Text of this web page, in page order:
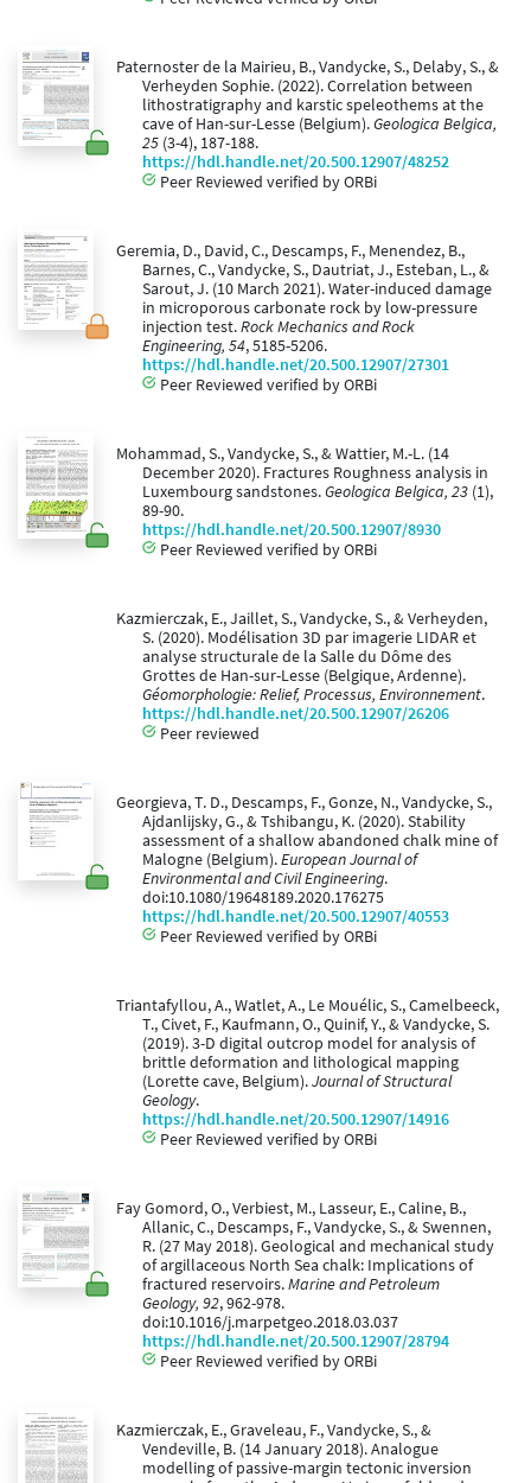
Paternoster de la Mairieu, B., Vandycke, S., Delaby, S., &
Verheyden Sophie. (2022). Correlation between
lithostratigraphy and karstic speleothems at the
cave of Han-sur-Lesse (Belgium).Geologica Belgica,
25 (3-4), 187-188.
https://hdl.handle.net/20.500.12907/48252
Peer Reviewed verified by ORBi
Geremia, D., David, C., Descamps, F., Menendez, B.,
Barnes, C., Vandycke, S., Dautriat, J., Esteban, L., &
Sarout, J. (10 March 2021). Water-induced damage
in microporous carbonate rock by low-pressure
injection test.Rock Mechanics and Rock
Engineering, 54, 5185-5206.
https://hdl.handle.net/20.500.12907/27301
Peer Reviewed verified by ORBi
Mohammad, S., Vandycke, S., & Wattier, M.-L. (14
December 2020). Fractures Roughness analysis in
Luxembourg sandstones.Geologica Belgica, 23 (1),
89-90.
https://hdl.handle.net/20.500.12907/8930
Peer Reviewed verified by ORBi
Kazmierczak, E., Jaillet, S., Vandycke, S., & Verheyden,
S. (2020). Modélisation 3D par imagerie LIDAR et
analyse structurale de la Salle du Dôme des
Grottes de Han-sur-Lesse (Belgique, Ardenne).
Géomorphologie: Relief, Processus, Environnement.
https://hdl.handle.net/20.500.12907/26206
Peer reviewed
Georgieva, T. D., Descamps, F., Gonze, N., Vandycke, S.,
Ajdanlijsky, G., & Tshibangu, K. (2020). Stability
assessment of a shallow abandoned chalk mine of
Malogne (Belgium).European Journal of
Environmental and Civil Engineering.
doi:10.1080/19648189.2020.176275
https://hdl.handle.net/20.500.12907/40553
Peer Reviewed verified by ORBi
Triantafyllou, A., Watlet, A., Le Mouélic, S., Camelbeeck,
T., Civet, F., Kaufmann, O., Quinif, Y., & Vandycke, S.
(2019). 3-D digital outcrop model for analysis of
brittle deformation and lithological mapping
(Lorette cave, Belgium).Journal of Structural
Geology.
https://hdl.handle.net/20.500.12907/14916
Peer Reviewed verified by ORBi
Fay Gomord, O., Verbiest, M., Lasseur, E., Caline, B.,
Allanic, C., Descamps, F., Vandycke, S., & Swennen,
R. (27 May 2018). Geological and mechanical study
of argillaceous North Sea chalk: Implications of
fractured reservoirs.Marine and Petroleum
Geology, 92, 962-978.
doi:10.1016/j.marpetgeo.2018.03.037
https://hdl.handle.net/20.500.12907/28794
Peer Reviewed verified by ORBi
Kazmierczak, E., Graveleau, F., Vandycke, S., &
Vendeville, B. (14 January 2018). Analogue
modelling of passive-margin tectonic inversion